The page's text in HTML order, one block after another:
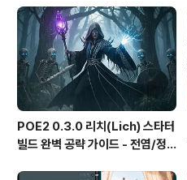
vidia-smi -pl 450 # 전력 제한 해제nvidia-smi -acp
UNRESTRICTED # 제한된 전력 정책 해제✅ 재부팅 후
nv..
POE2 0.3.0 리치(Lich) 스타터
빌드 완벽 공략 가이드 - 전염/정